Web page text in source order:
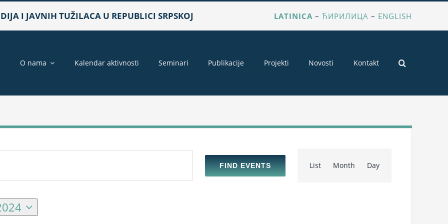
I JAVNIH TUŽILACA U REPUBLICI SRPSKOJ LATINICA –ЋИРИЛИЦА – ENGLISH
O nama Kalendar aktivnosti Seminari Publikacije Projekti Novosti Kontakt
FIND EVENTS
Views
List Month Day